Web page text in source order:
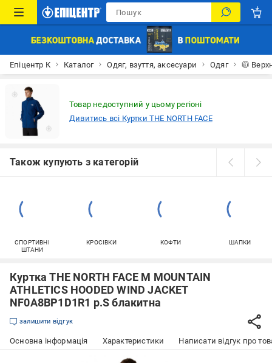
Епіцентр К Каталог Одяг, взуття, аксесуари Одяг 🧥
Товар недоступний у цьому регіоні
Дивитись всі Куртки THE NORTH FACE
Також купують з категорій
СПОРТИВНІ
ШТАНИ
КРОСІВКИ КОФТИ ШАПКИ
Куртка THE NORTH FACE M MOUNTAIN
ATHLETICS HOODED WIND JACKET
NF0A8BP1D1R1 р.S блакитна
залишити відгук
Основна інформація Характеристики Написати відгук про